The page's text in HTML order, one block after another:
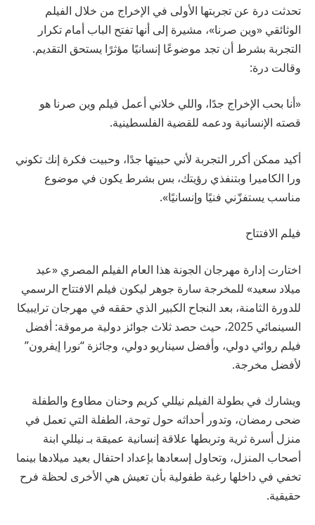
تحدثت درة عن تجربتها الأولى في الإخراج من خلال الفيلم
الوثائقي «وين صرنا»، مشيرة إلى أنها تفتح الباب أمام تكرار
التجربة بشرط أن تجد موضوعًا إنسانيًا مؤثرًا يستحق التقديم.
وقالت درة:
«أنا بحب الإخراج جدًا، واللي خلاني أعمل فيلم وين صرنا هو
قصته الإنسانية ودعمه للقضية الفلسطينية.
أكيد ممكن أكرر التجربة لأني حبيتها جدًا، وحبيت فكرة إنك تكوني
ورا الكاميرا وبتنفذي رؤيتك، بس بشرط يكون في موضوع
مناسب يستفزّني فنيًا وإنسانيًا».
فيلم الافتتاح
اختارت إدارة مهرجان الجونة هذا العام الفيلم المصري «عيد
ميلاد سعيد» للمخرجة سارة جوهر ليكون فيلم الافتتاح الرسمي
للدورة الثامنة، بعد النجاح الكبير الذي حققه في مهرجان ترايبيكا
السينمائي 2025، حيث حصد ثلاث جوائز دولية مرموقة: أفضل
فيلم روائي دولي، وأفضل سيناريو دولي، وجائزة “نورا إيفرون”
لأفضل مخرجة.
ويشارك في بطولة الفيلم نيللي كريم وحنان مطاوع والطفلة
ضحى رمضان، وتدور أحداثه حول توحة، الطفلة التي تعمل في
منزل أسرة ثرية وتربطها علاقة إنسانية عميقة بـ نيللي ابنة
أصحاب المنزل، وتحاول إسعادها بإعداد احتفال بعيد ميلادها بينما
تخفي في داخلها رغبة طفولية بأن تعيش هي الأخرى لحظة فرح
حقيقية.